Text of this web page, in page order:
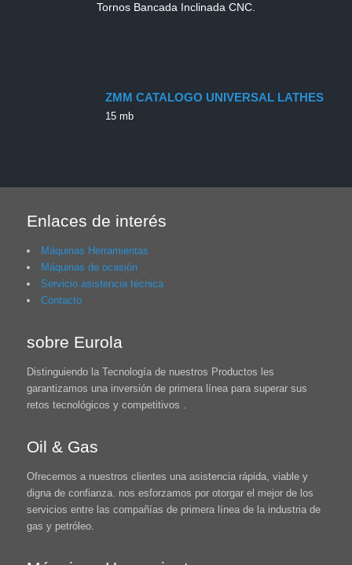
Tornos Bancada Inclinada CNC.
ZMM CATALOGO UNIVERSAL LATHES
15 mb
Enlaces de interés
Máquinas Herramientas
Máquinas de ocasión
Servicio asistencia técnica
Contacto
sobre Eurola
Distinguiendo la Tecnología de nuestros Productos les
garantizamos una inversión de primera línea para superar sus
retos tecnológicos y competitivos .
Oil & Gas
Ofrecemos a nuestros clientes una asistencia rápida, viable y
digna de confianza. nos esforzamos por otorgar el mejor de los
servicios entre las compañías de primera línea de la industria de
gas y petróleo.